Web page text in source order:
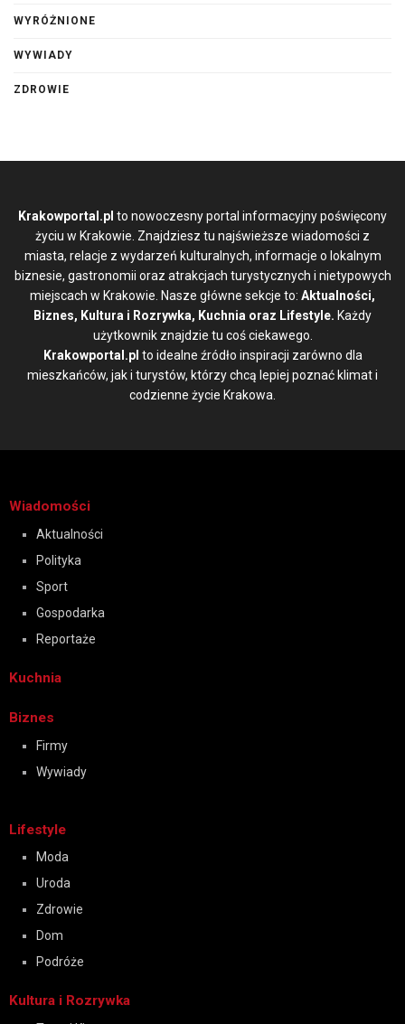
WYRÓŻNIONE
WYWIADY
ZDROWIE
Krakowportal.pl to nowoczesny portal informacyjny poświęcony
życiu w Krakowie. Znajdziesz tu najświeższe wiadomości z
miasta, relacje z wydarzeń kulturalnych, informacje o lokalnym
biznesie, gastronomii oraz atrakcjach turystycznych i nietypowych
miejscach w Krakowie. Nasze główne sekcje to: Aktualności,
Biznes, Kultura i Rozrywka, Kuchnia oraz Lifestyle. Każdy
użytkownik znajdzie tu coś ciekawego.
Krakowportal.pl to idealne źródło inspiracji zarówno dla
mieszkańców, jak i turystów, którzy chcą lepiej poznać klimat i
codzienne życie Krakowa.
Wiadomości
Aktualności
Polityka
Sport
Gospodarka
Reportaże
Kuchnia
Biznes
Firmy
Wywiady
Lifestyle
Moda
Uroda
Zdrowie
Dom
Podróże
Kultura i Rozrywka